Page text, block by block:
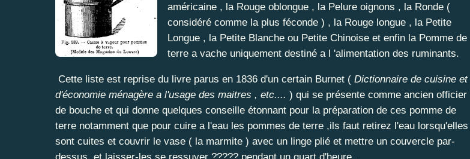
américaine , la Rouge oblongue , la Pelure oignons , la Ronde (
considéré comme la plus féconde ) , la Rouge longue , la Petite
Longue , la Petite Blanche ou Petite Chinoise et enfin la Pomme de
terre a vache uniquement destiné a l 'alimentation des ruminants.
Cette liste est reprise du livre parus en 1836 d'un certain Burnet ( Dictionnaire de cuisine et
d'économie ménagère a l'usage des maitres , etc.... ) qui se présente comme ancien officier
de bouche et qui donne quelques conseille étonnant pour la préparation de ces pomme de
terre notamment que pour cuire a l'eau les pommes de terre ,ils faut retirez l'eau lorsqu'elles
sont cuites et couvrir le vase ( la marmite ) avec un linge plié et mettre un couvercle par-